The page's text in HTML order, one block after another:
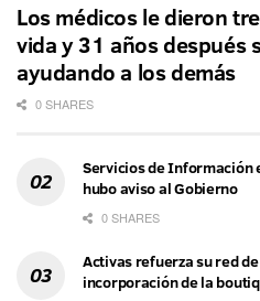
Los médicos le dieron
vida y 31 años después
ayudando a los demás
0 SHARES
Servicios de Información
hubo aviso al Gobierno
0 SHARES
Activas refuerza su red
incorporación de la